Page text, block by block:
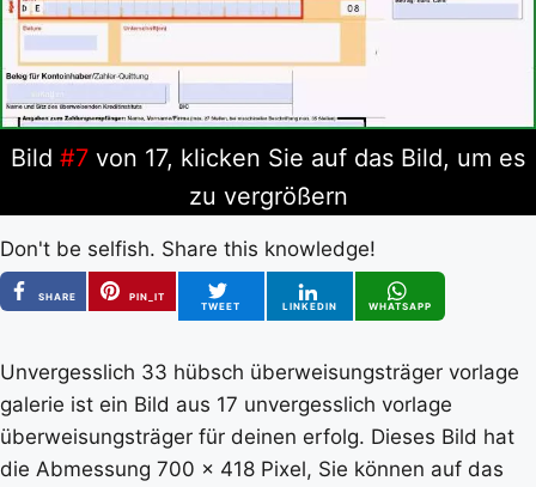
Bild #7 von 17, klicken Sie auf das Bild, um es
zu vergrößern
Don't be selfish. Share this knowledge!
SHARE
PIN_IT
TWEET
LINKEDIN WHATSAPP
Unvergesslich 33 hübsch überweisungsträger vorlage
galerie ist ein Bild aus 17 unvergesslich vorlage
überweisungsträger für deinen erfolg. Dieses Bild hat
die Abmessung 700 x 418 Pixel, Sie können auf das